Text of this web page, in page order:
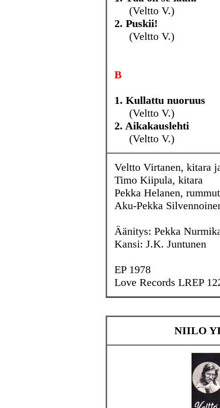
(Veltto V.)
2. Puskii!
(Veltto V.)
B
1. Kullattu nuoruus
(Veltto V.)
2. Aikakauslehti
(Veltto V.)
Veltto Virtanen, kitara
Timo Kiipula, kitara
Pekka Helanen, rummut
Aku-Pekka
Äänitys: Pekka
Kansi: J.K. Juntunen
EP 1978
Love Records LREP
NIILO